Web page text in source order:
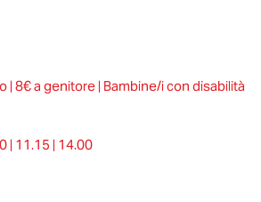
| 8€ a genitore | Bambine/i con disabilità
| 11.15 | 14.00